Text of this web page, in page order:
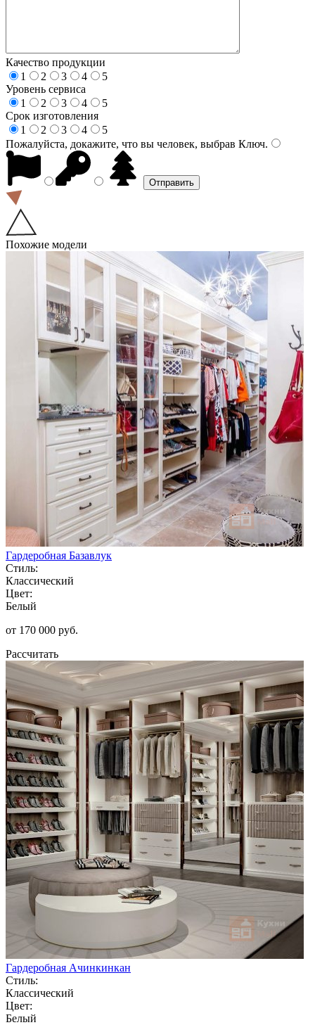
Качество продукции
1
2 3 4
5
Уровень сервиса
1
2 3 4
5
Срок изготовления
1
2 3 4
5
Пожалуйста, докажите, что вы человек, выбрав Ключ.
Похожие модели
Гардеробная Базавлук
Стиль:
Классический
Цвет:
Белый
от 170 000 руб.
Рассчитать
Гардеробная Ачинкинкан
Стиль:
Классический
Цвет:
Белый